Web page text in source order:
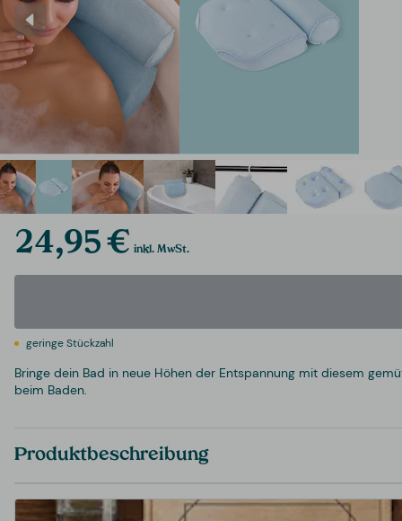
24,95 € inkl. MwSt.
geringe Stückzahl
Bringe dein Bad in neue Höhen der Entspannung mit diesem
beim Baden.
Produktbeschreibung